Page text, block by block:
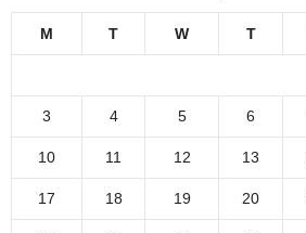
M T W T
3 4 5 6
10 11 12 13
17 18 19 20